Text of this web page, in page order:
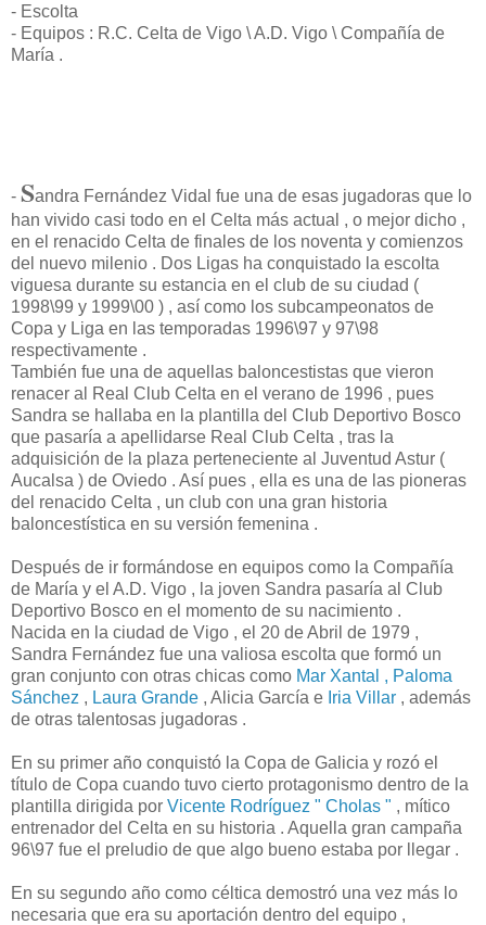
- Escolta
- Equipos : R.C. Celta de Vigo \ A.D. Vigo \ Compañía de
María .
- Sandra Fernández Vidal fue una de esas jugadoras que lo
han vivido casi todo en el Celta más actual , o mejor dicho ,
en el renacido Celta de finales de los noventa y comienzos
del nuevo milenio . Dos Ligas ha conquistado la escolta
viguesa durante su estancia en el club de su ciudad (
1998\99 y 1999\00 ) , así como los subcampeonatos de
Copa y Liga en las temporadas 1996\97 y 97\98
respectivamente .
También fue una de aquellas baloncestistas que vieron
renacer al Real Club Celta en el verano de 1996 , pues
Sandra se hallaba en la plantilla del Club Deportivo Bosco
que pasaría a apellidarse Real Club Celta , tras la
adquisición de la plaza perteneciente al Juventud Astur (
Aucalsa ) de Oviedo . Así pues , ella es una de las pioneras
del renacido Celta , un club con una gran historia
baloncestística en su versión femenina .
Después de ir formándose en equipos como la Compañía
de María y el A.D. Vigo , la joven Sandra pasaría al Club
Deportivo Bosco en el momento de su nacimiento .
Nacida en la ciudad de Vigo , el 20 de Abril de 1979 ,
Sandra Fernández fue una valiosa escolta que formó un
gran conjunto con otras chicas como Mar Xantal , Paloma
Sánchez , Laura Grande , Alicia García e Iria Villar , además
de otras talentosas jugadoras .
En su primer año conquistó la Copa de Galicia y rozó el
título de Copa cuando tuvo cierto protagonismo dentro de la
plantilla dirigida por Vicente Rodríguez " Cholas " , mítico
entrenador del Celta en su historia . Aquella gran campaña
96\97 fue el preludio de que algo bueno estaba por llegar .
En su segundo año como céltica demostró una vez más lo
necesaria que era su aportación dentro del equipo ,